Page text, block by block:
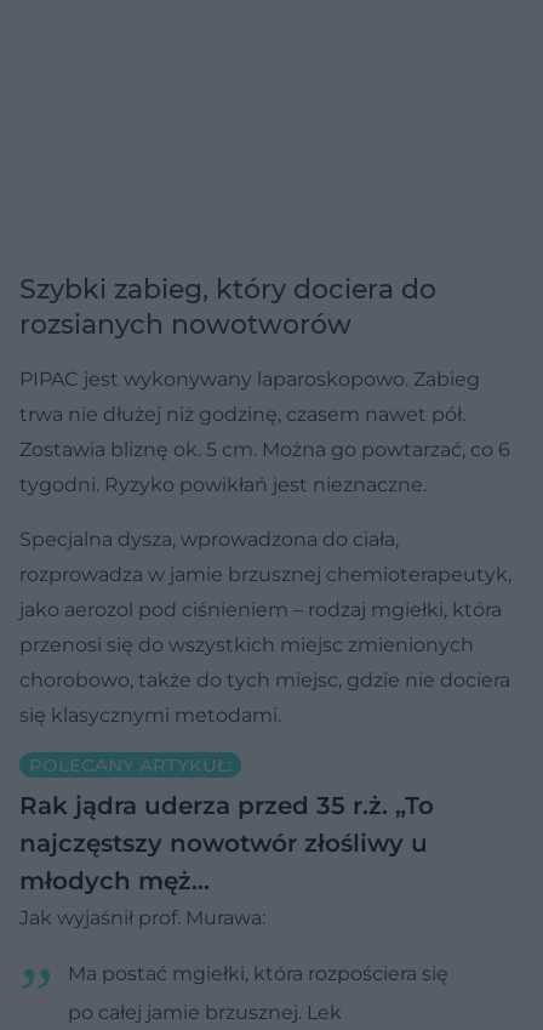
Szybki zabieg, który dociera do
rozsianych nowotworów
PIPAC jest wykonywany laparoskopowo. Zabieg
trwa nie dłużej niż godzinę, czasem nawet pół.
Zostawia bliznę ok. 5 cm. Można go powtarzać, co 6
tygodni. Ryzyko powikłań jest nieznaczne.
Specjalna dysza, wprowadzona do ciała,
rozprowadza w jamie brzusznej chemioterapeutyk,
jako aerozol pod ciśnieniem – rodzaj mgiełki, która
przenosi się do wszystkich miejsc zmienionych
chorobowo, także do tych miejsc, gdzie nie dociera
się klasycznymi metodami.
POLECANY ARTYKUŁ:
Rak jądra uderza przed 35 r.ż. „To
najczęstszy nowotwór złośliwy u
młodych męż…
Jak wyjaśnił prof. Murawa:
Ma postać mgiełki, która rozpościera się
po całej jamie brzusznej. Lek